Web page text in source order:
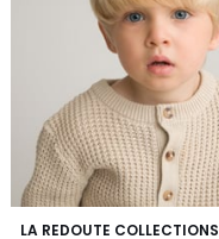
LA REDOUTE COLLECTIONS
4,3